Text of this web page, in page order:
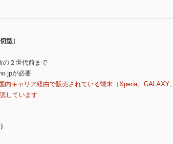
型）
の２世代前まで
が必要
キャリア経由で販売されている端末（Xperia、GALAXY、
しています